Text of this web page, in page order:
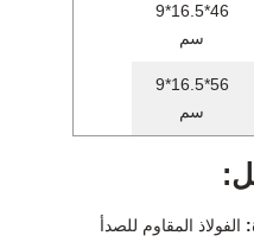
46*16.5*9
سم
56*16.5*9
سم
الفولاذ المقاوم للصدأ